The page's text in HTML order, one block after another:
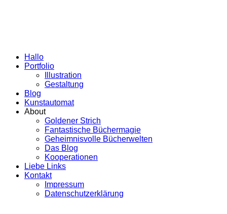
Hallo
Portfolio
Illustration
Gestaltung
Blog
Kunstautomat
About
Goldener Strich
Fantastische Büchermagie
Geheimnisvolle Bücherwelten
Das Blog
Kooperationen
Liebe Links
Kontakt
Impressum
Datenschutzerklärung